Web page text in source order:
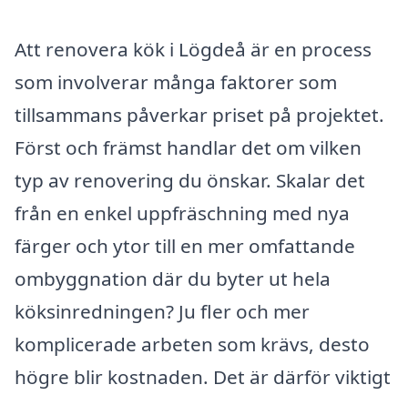
Att renovera kök i Lögdeå är en process
som involverar många faktorer som
tillsammans påverkar priset på projektet.
Först och främst handlar det om vilken
typ av renovering du önskar. Skalar det
från en enkel uppfräschning med nya
färger och ytor till en mer omfattande
ombyggnation där du byter ut hela
köksinredningen? Ju fler och mer
komplicerade arbeten som krävs, desto
högre blir kostnaden. Det är därför viktigt